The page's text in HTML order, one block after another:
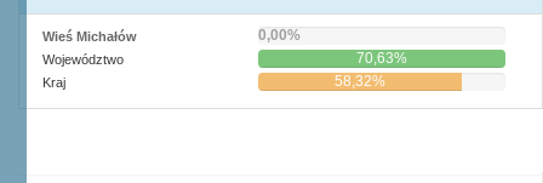
Wieś Michałów 0,00%
Województwo 70,63%
Kraj 58,32%